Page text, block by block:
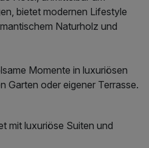
bietet modernen Lifestyle
Naturholz und
Momente in luxuriösen
Garten oder eigener Terrasse.
mit luxuriöse Suiten und